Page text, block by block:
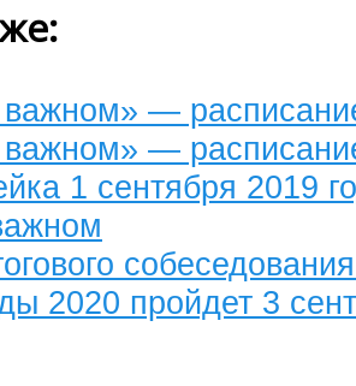
—
—
1 сентября 2019
2020 пройдет 3